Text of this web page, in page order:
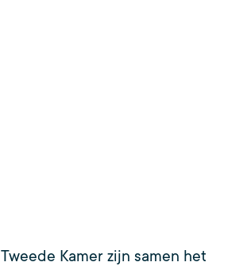
Kamer zijn samen het